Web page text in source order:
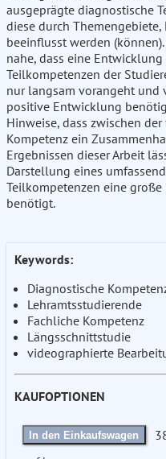
ausgeprägte diagnostische
diese durch
beeinflusst werden
nahe, dass eine
Teilkompetenzen der
nur langsam vorangeht und
positive Entwicklung
Hinweise, dass zwischen
Kompetenz ein
Ergebnissen dieser Arbeit
Darstellung eines
Teilkompetenzen eine
benötigt.
Keywords:
Diagnostische
Lehramtsstudierende
Fachliche Kompetenz
Längsschnittstudie
videographierte
KAUFOPTIONEN
In den Einkaufswagen